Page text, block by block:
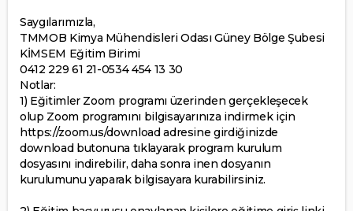
Saygılarımızla,
TMMOB Kimya Mühendisleri Odası Güney Bölge Şubesi
KİMSEM Eğitim Birimi
0412 229 61 21-0534 454 13 30
Notlar:
1) Eğitimler Zoom programı üzerinden gerçekleşecek
olup Zoom programını bilgisayarınıza indirmek için
https://zoom.us/download adresine girdiğinizde
download butonuna tıklayarak program kurulum
dosyasını indirebilir, daha sonra inen dosyanın
kurulumunu yaparak bilgisayara kurabilirsiniz.